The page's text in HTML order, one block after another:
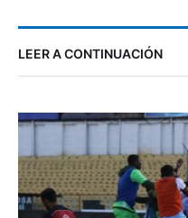
LEER A CONTINUACIÓN